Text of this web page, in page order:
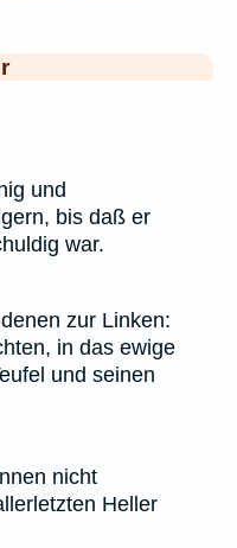
und
bis daß er
war.
zur Linken:
in das ewige
und seinen
nicht
Heller